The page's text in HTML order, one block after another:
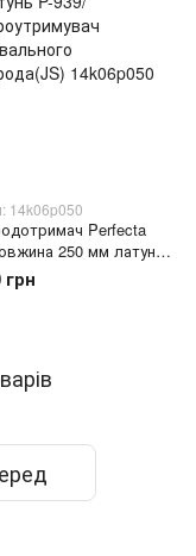
14k06p050
Perfecta
250 мм латунь
грн